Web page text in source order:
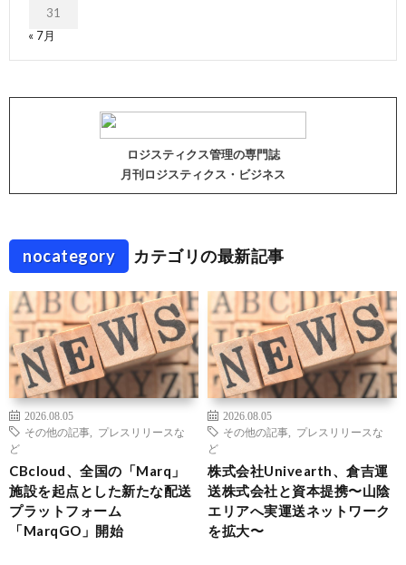
31
« 7月
ロジスティクス管理の専門誌
月刊ロジスティクス・ビジネス
nocategory カテゴリの最新記事
2026.08.05
その他の記事
プレスリリースな
ど
CBcloud、全国の「Marq」
施設を起点とした新たな配送
プラットフォーム
「MarqGO」開始
2026.08.05
その他の記事
プレスリリースな
ど
株式会社Univearth、倉吉運
送株式会社と資本提携〜山陰
エリアへ実運送ネットワーク
を拡大〜